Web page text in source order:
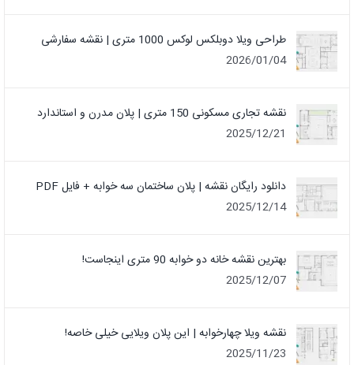
طراحی ویلا دوبلکس لوکس 1000 متری | نقشه سفارشی
2026/01/04
نقشه تجاری مسکونی 150 متری | پلان مدرن و استاندارد
2025/12/21
دانلود رایگان نقشه | پلان ساختمان سه خوابه + فایل PDF
2025/12/14
بهترین نقشه خانه دو خوابه 90 متری اینجاست!
2025/12/07
نقشه ویلا چهارخوابه | این پلان ویلایی خیلی خاصه!
2025/11/23